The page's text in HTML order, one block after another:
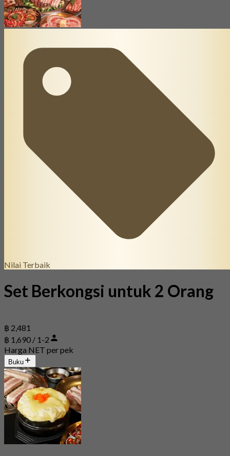
Nilai Terbaik
Set Berkongsi untuk 2 Orang
฿ 2,481
฿ 1,690 / 1-2
Harga NET per pek
Buku